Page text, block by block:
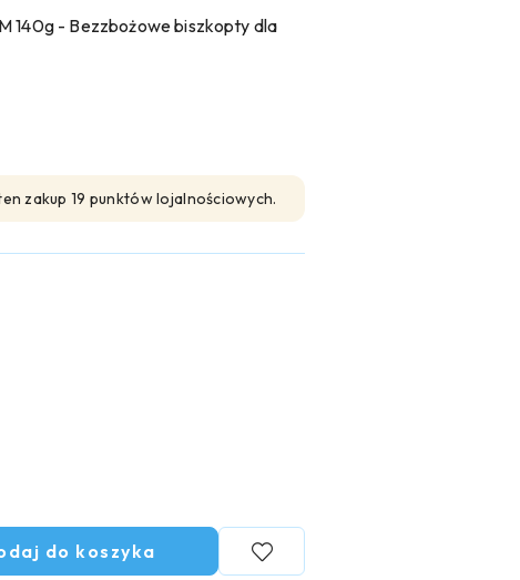
140g - Bezzbożowe biszkopty dla
zakup 19 punktów lojalnościowych.
do koszyka